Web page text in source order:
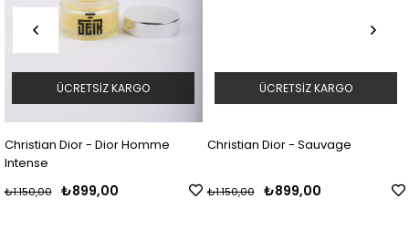
Dior - Dior Homme
₺899,00
ÜCRETSIZ KARGO
Christian Dior - Sauvage
₺899,00
₺1.150,00
ÜCRETSIZ KARGO